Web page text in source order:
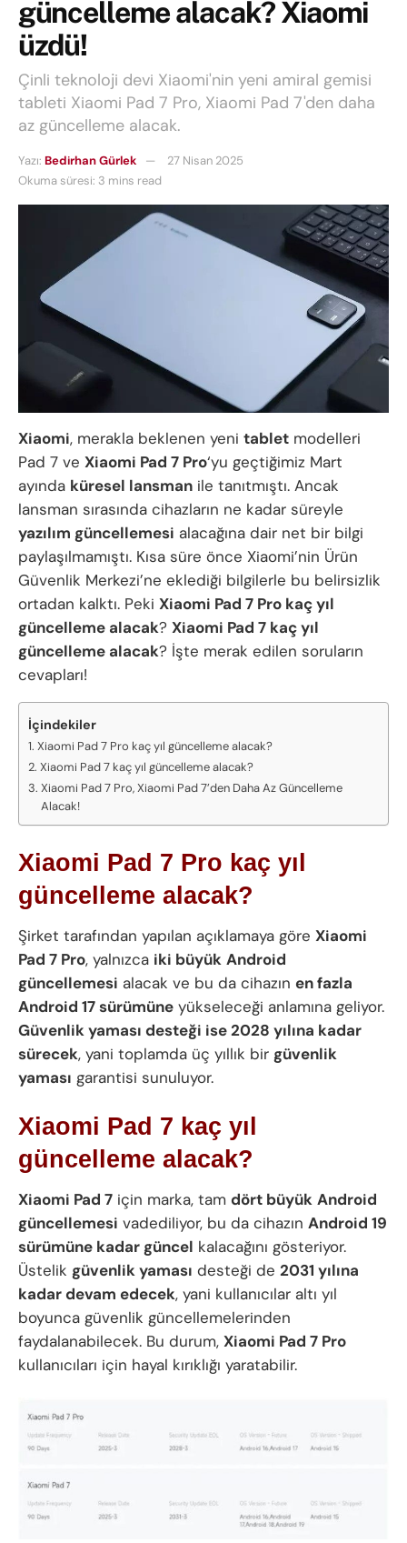
güncelleme alacak? Xiaomi
üzdü!
Çinli teknoloji devi Xiaomi'nin yeni amiral gemisi
tableti Xiaomi Pad 7 Pro, Xiaomi Pad 7'den daha
az güncelleme alacak.
Yazı: Bedirhan Gürlek
27 Nisan 2025
Okuma süresi: 3 mins read
Xiaomi, merakla beklenen yeni tablet modelleri
Pad 7 ve Xiaomi Pad 7 Pro‘yu geçtiğimiz Mart
ayında küresel lansman ile tanıtmıştı. Ancak
lansman sırasında cihazların ne kadar süreyle
yazılım güncellemesi alacağına dair net bir bilgi
paylaşılmamıştı. Kısa süre önce Xiaomi’nin Ürün
Güvenlik Merkezi’ne eklediği bilgilerle bu belirsizlik
ortadan kalktı. Peki Xiaomi Pad 7 Pro kaç yıl
güncelleme alacak? Xiaomi Pad 7 kaç yıl
güncelleme alacak? İşte merak edilen soruların
cevapları!
İçindekiler
Xiaomi Pad 7 Pro kaç yıl güncelleme alacak?
Xiaomi Pad 7 kaç yıl güncelleme alacak?
Xiaomi Pad 7 Pro, Xiaomi Pad 7’den Daha Az Güncelleme
Alacak!
Xiaomi Pad 7 Pro kaç yıl
güncelleme alacak?
Şirket tarafından yapılan açıklamaya göre Xiaomi
Pad 7 Pro, yalnızca iki büyük Android
güncellemesi alacak ve bu da cihazın en fazla
Android 17 sürümüne yükseleceği anlamına geliyor.
Güvenlik yaması desteği ise 2028 yılına kadar
sürecek, yani toplamda üç yıllık bir güvenlik
yaması garantisi sunuluyor.
Xiaomi Pad 7 kaç yıl
güncelleme alacak?
Xiaomi Pad 7 için marka, tam dört büyük Android
güncellemesi vadediliyor, bu da cihazın Android 19
sürümüne kadar güncel kalacağını gösteriyor.
Üstelik güvenlik yaması desteği de 2031 yılına
kadar devam edecek, yani kullanıcılar altı yıl
boyunca güvenlik güncellemelerinden
faydalanabilecek. Bu durum, Xiaomi Pad 7 Pro
kullanıcıları için hayal kırıklığı yaratabilir.